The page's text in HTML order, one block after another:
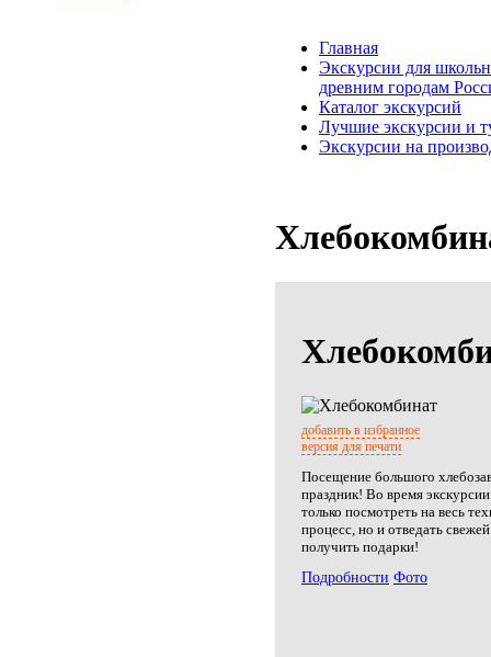
Главная
Экскурсии для
древним городам
Каталог экскурсий
Лучшие экскурсии и
Экскурсии на
добавить в избранное
версия для печати
Посещение большого
праздник! Во время
только посмотреть на весь
процесс, но и отведать
получить подарки!
Подробности Фото